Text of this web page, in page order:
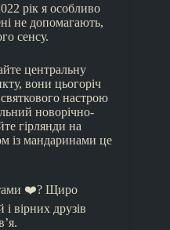
рік я особливо
не допомагають,
сенсу.
центральну
вони цьогоріч
настрою
новорічно-
гірлянди на
із мандаринами це
❤️‍? Щиро
вірних друзів